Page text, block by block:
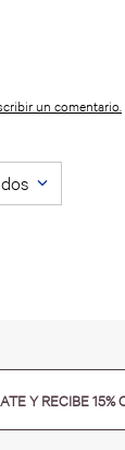
un comentario.
Y RECIBE 15%